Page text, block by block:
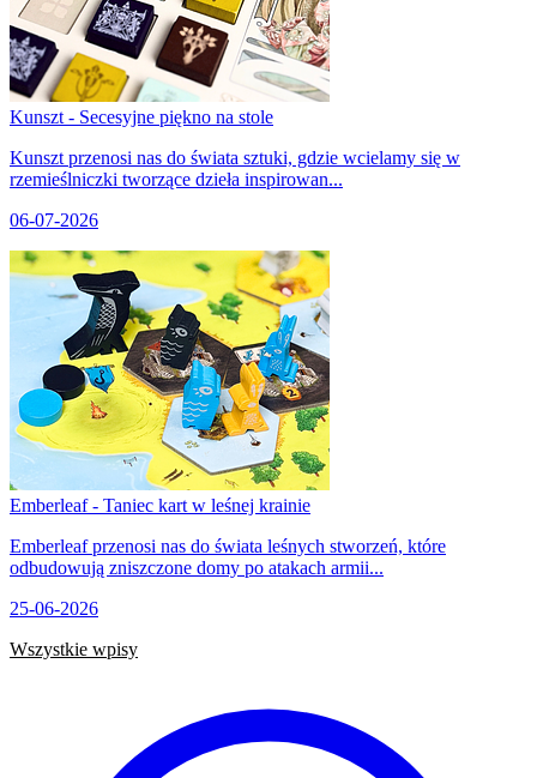
Kunszt - Secesyjne piękno na stole
Kunszt przenosi nas do świata sztuki, gdzie wcielamy się w
rzemieślniczki tworzące dzieła inspirowan...
06-07-2026
Emberleaf - Taniec kart w leśnej krainie
Emberleaf przenosi nas do świata leśnych stworzeń, które
odbudowują zniszczone domy po atakach armii...
25-06-2026
Wszystkie wpisy